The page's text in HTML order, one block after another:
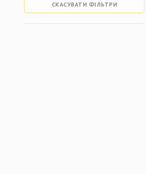
СКАСУВАТИ ФІЛЬТРИ